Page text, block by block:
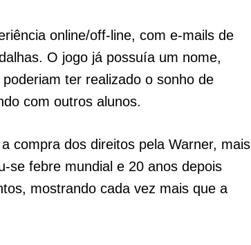
online/off-line, com e-mails de
O jogo já possuía um nome,
ter realizado o sonho de
com outros alunos.
compra dos direitos pela Warner, mais
se febre mundial e 20 anos depois
mostrando cada vez mais que a